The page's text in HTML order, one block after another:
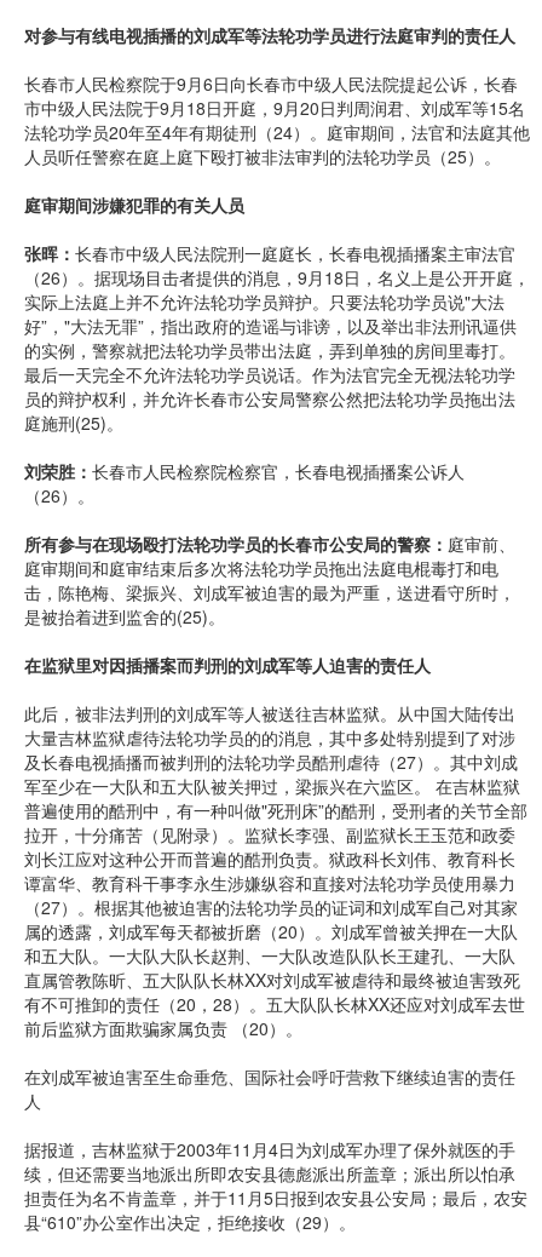
对参与有线电视插播的刘成军等法轮功学员进行法庭审判的责任人
长春市人民检察院于9月6日向长春市中级人民法院提起公诉，长春
市中级人民法院于9月18日开庭，9月20日判周润君、刘成军等15名
法轮功学员20年至4年有期徒刑（24）。庭审期间，法官和法庭其他
人员听任警察在庭上庭下殴打被非法审判的法轮功学员（25）。
庭审期间涉嫌犯罪的有关人员
张晖： 长春市中级人民法院刑一庭庭长，长春电视插播案主审法官
（26）。据现场目击者提供的消息，9月18日，名义上是公开开庭，
实际上法庭上并不允许法轮功学员辩护。只要法轮功学员说"大法
好”，"大法无罪”，指出政府的造谣与诽谤，以及举出非法刑讯逼供
的实例，警察就把法轮功学员带出法庭，弄到单独的房间里毒打。
最后一天完全不允许法轮功学员说话。作为法官完全无视法轮功学
员的辩护权利，并允许长春市公安局警察公然把法轮功学员拖出法
庭施刑(25)。
刘荣胜： 长春市人民检察院检察官，长春电视插播案公诉人
（26）。
所有参与在现场殴打法轮功学员的长春市公安局的警察： 庭审前、
庭审期间和庭审结束后多次将法轮功学员拖出法庭电棍毒打和电
击，陈艳梅、梁振兴、刘成军被迫害的最为严重，送进看守所时，
是被抬着进到监舍的(25)。
在监狱里对因插播案而判刑的刘成军等人迫害的责任人
此后，被非法判刑的刘成军等人被送往吉林监狱。从中国大陆传出
大量吉林监狱虐待法轮功学员的的消息，其中多处特别提到了对涉
及长春电视插播而被判刑的法轮功学员酷刑虐待（27）。其中刘成
军至少在一大队和五大队被关押过，梁振兴在六监区。 在吉林监狱
普遍使用的酷刑中，有一种叫做"死刑床”的酷刑，受刑者的关节全部
拉开，十分痛苦（见附录）。监狱长李强、副监狱长王玉范和政委
刘长江应对这种公开而普遍的酷刑负责。狱政科长刘伟、教育科长
谭富华、教育科干事李永生涉嫌纵容和直接对法轮功学员使用暴力
（27）。根据其他被迫害的法轮功学员的证词和刘成军自己对其家
属的透露，刘成军每天都被折磨（20）。刘成军曾被关押在一大队
和五大队。一大队大队长赵荆、一大队改造队队长王建孔、一大队
直属管教陈昕、五大队队长林XX对刘成军被虐待和最终被迫害致死
有不可推卸的责任（20，28）。五大队队长林XX还应对刘成军去世
前后监狱方面欺骗家属负责 （20）。
在刘成军被迫害至生命垂危、国际社会呼吁营救下继续迫害的责任
人
据报道，吉林监狱于2003年11月4日为刘成军办理了保外就医的手
续，但还需要当地派出所即农安县德彪派出所盖章；派出所以怕承
担责任为名不肯盖章，并于11月5日报到农安县公安局；最后，农安
县“610”办公室作出决定，拒绝接收（29）。